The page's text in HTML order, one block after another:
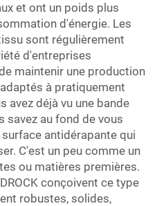
et ont un poids plus
d'énergie. Les
sont régulièrement
d'entreprises
maintenir une production
à pratiquement
avez déjà vu une bande
savez au fond de vous
antidérapante qui
C'est un peu comme un
ou matières premières.
conçoivent ce type
robustes, solides,